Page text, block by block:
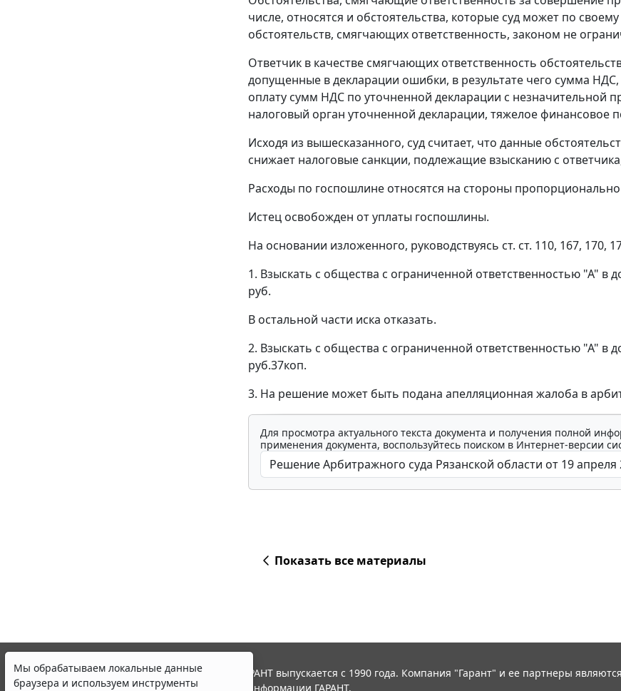
числе, относятся и обстоятельства, которые суд может по
обстоятельств, смягчающих ответственность, законом не
Ответчик в качестве смягчающих ответственность
допущенные в декларации ошибки, в результате чего сумма
оплату сумм НДС по уточненной декларации с незначительной
налоговый орган уточненной декларации, тяжелое финансовое
Исходя из вышесказанного, суд считает, что данные
снижает налоговые санкции, подлежащие взысканию с
Расходы по госпошлине относятся на стороны
Истец освобожден от уплаты госпошлины.
На основании изложенного, руководствуясь ст. ст. 110, 167, 170,
1. Взыскать с общества с ограниченной ответственностью "А"
руб.
В остальной части иска отказать.
2. Взыскать с общества с ограниченной ответственностью "А"
руб.37коп.
3. На решение может быть подана апелляционная жалоба в
Для просмотра актуального текста документа и получения полной
применения документа, воспользуйтесь поиском в Интернет-версии
Показать все материалы
Мы обрабатываем локальные данные
браузера и используем инструменты
© ООО "НПП "ГАРАНТ-СЕРВИС", 2026. Система ГАРАНТ выпускается с 1990 года. Компания "Гарант" и ее партнеры являются
участниками Российской ассоциации правовой информации ГАРАНТ.